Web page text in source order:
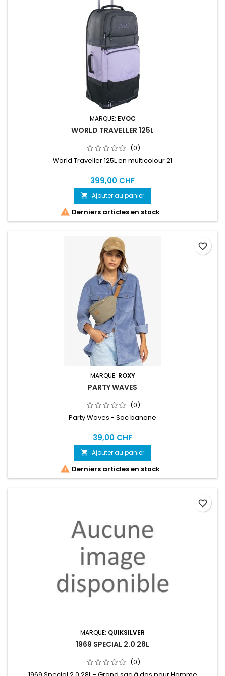
MARQUE: EVOC
WORLD TRAVELLER 125L
(0)
World Traveller 125L en multicolour 21
399,00 CHF
 Ajouter au panier
 Derniers articles en stock
MARQUE: ROXY
PARTY WAVES
(0)
Party Waves - Sac banane
39,00 CHF
 Ajouter au panier
 Derniers articles en stock
favorite_border
MARQUE: QUIKSILVER
1969 SPECIAL 2.0 28L
(0)
favorite_border